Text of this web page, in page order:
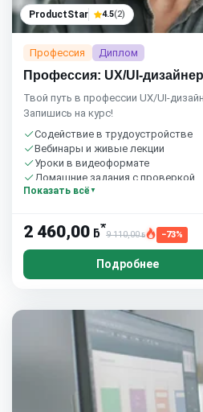
ProductStar 4.5(2)
Профессия Диплом
Профессия: UX/UI-дизайнер
Твой путь в профессии UX/UI-
Запишись на курс!
Содействие в трудоустройстве
Вебинары и живые лекции
Уроки в видеоформате
Домашние задания с проверкой
Сообщество студентов
Показать всё
2 460,00 ƃ*
9 110,00ƃ −73%
Подробнее